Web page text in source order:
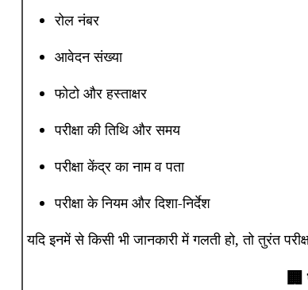
रोल नंबर
आवेदन संख्या
फोटो और हस्ताक्षर
परीक्षा की तिथि और समय
परीक्षा केंद्र का नाम व पता
परीक्षा के नियम और दिशा-निर्देश
यदि इनमें से किसी भी जानकारी में गलती हो, तो तुरंत